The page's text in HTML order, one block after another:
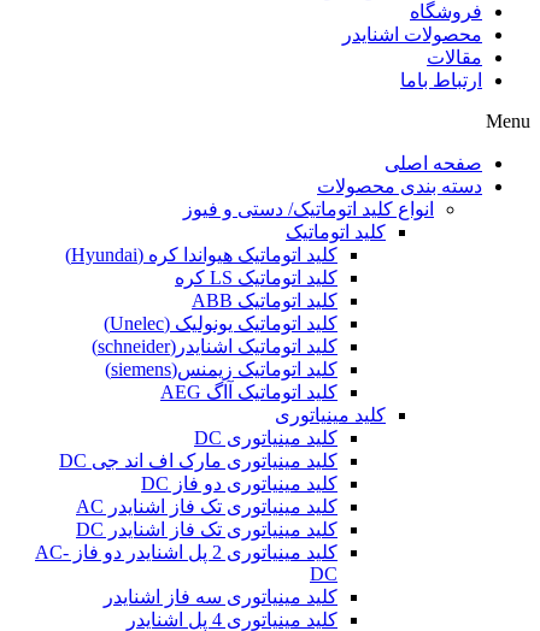
فروشگاه
محصولات اشنایدر
مقالات
ارتباط باما
Menu
صفحه اصلی
دسته بندی محصولات
انواع کلید اتوماتیک/ دستی و فیوز
کلید اتوماتیک
کلید اتوماتیک هیواندا کره (Hyundai)
کلید اتوماتیک LS کره
کلید اتوماتیک ABB
کلید اتوماتیک یونولیک (Unelec)
کلید اتوماتیک اشنایدر(schneider)
کلید اتوماتیک زیمنس(siemens)
کلید اتوماتیک آاگ AEG
کلید مینیاتوری
کلید مینیاتوری DC
کلید مینیاتوری مارک اف اند جی DC
کلید مینیاتوری دو فاز DC
کلید مینیاتوری تک فاز اشنایدر AC
کلید مینیاتوری تک فاز اشنایدر DC
کلید مینیاتوری 2 پل اشنایدر دو فاز AC-
DC
کلید مینیاتوری سه فاز اشنایدر
کلید مینیاتوری 4 پل اشنایدر